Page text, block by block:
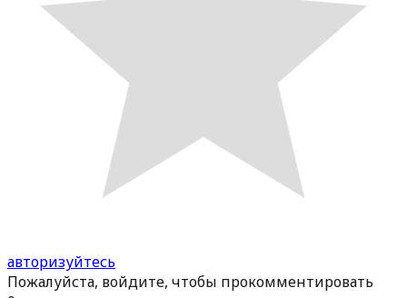
авторизуйтесь
Пожалуйста, войдите, чтобы прокомментировать